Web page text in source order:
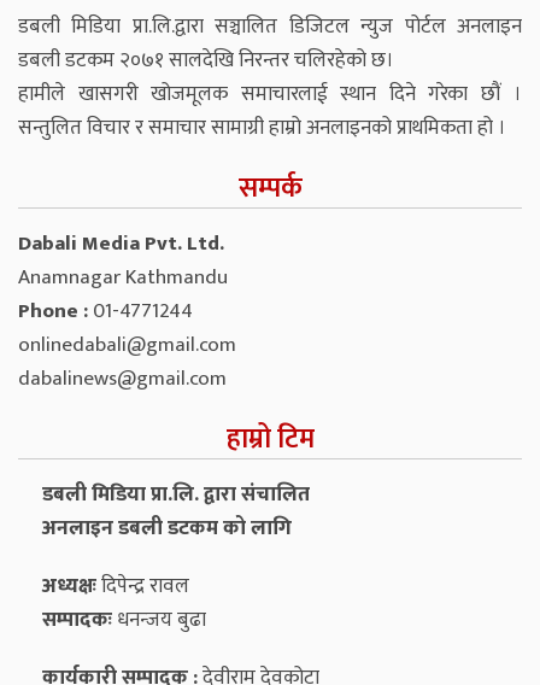
डबली मिडिया प्रा.लि.द्वारा सञ्चालित डिजिटल न्युज पोर्टल अनलाइन
डबली डटकम २०७१ सालदेखि निरन्तर चलिरहेको छ।
हामीले खासगरी खोजमूलक समाचारलाई स्थान दिने गरेका छौं ।
सन्तुलित विचार र समाचार सामाग्री हाम्रो अनलाइनको प्राथमिकता हो ।
सम्पर्क
Dabali Media Pvt. Ltd.
Anamnagar Kathmandu
Phone :01-4771244
onlinedabali@gmail.com
dabalinews@gmail.com
हाम्रो टिम
डबली मिडिया प्रा.लि. द्वारा संचालित
अनलाइन डबली डटकम को लागि
अध्यक्षःदिपेन्द्र रावल
सम्पादकःधनन्‍जय बुढा
कार्यकारी सम्पादक :देवीराम देवकोटा